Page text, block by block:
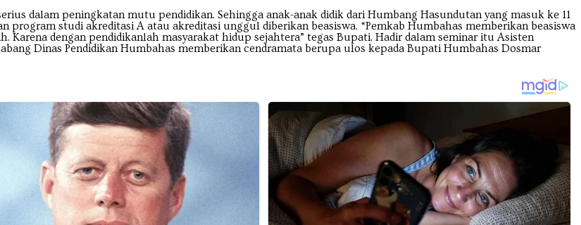
dalam peningkatan mutu pendidikan. Sehingga anak-anak didik dari Humbang Hasundutan yang masuk ke 11
program studi akreditasi A atau akreditasi unggul diberikan beasiswa. “Pemkab Humbahas memberikan beasiswa
Karena dengan pendidikanlah masyarakat hidup sejahtera” tegas Bupati. Hadir dalam seminar itu Asisten
Dinas Pendidikan Humbahas memberikan cendramata berupa ulos kepada Bupati Humbahas Dosmar